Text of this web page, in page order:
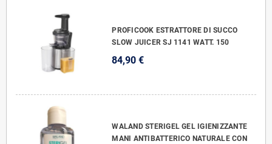
PROFICOOK ESTRATTORE DI SUCCO
SLOW JUICER SJ 1141 WATT. 150
84,90 €
WALAND STERIGEL GEL IGIENIZZANTE
MANI ANTIBATTERICO NATURALE CON